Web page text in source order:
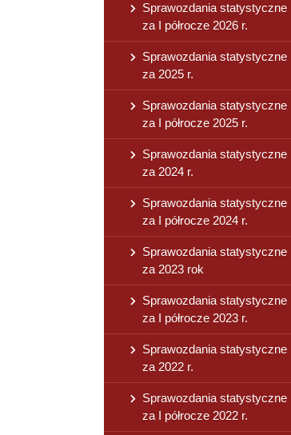
Sprawozdania statystyczne
za I półrocze 2026 r.
Sprawozdania statystyczne
za 2025 r.
Sprawozdania statystyczne
za I półrocze 2025 r.
Sprawozdania statystyczne
za 2024 r.
Sprawozdania statystyczne
za I półrocze 2024 r.
Sprawozdania statystyczne
za 2023 rok
Sprawozdania statystyczne
za I półrocze 2023 r.
Sprawozdania statystyczne
za 2022 r.
Sprawozdania statystyczne
za I półrocze 2022 r.